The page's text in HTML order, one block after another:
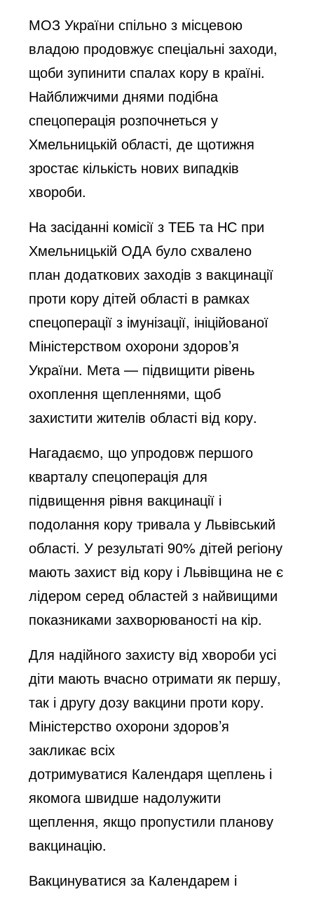
МОЗ України спільно з місцевою
владою продовжує спеціальні заходи,
щоби зупинити спалах кору в країні.
Найближчими днями подібна
спецоперація розпочнеться у
Хмельницькій області, де щотижня
зростає кількість нових випадків
хвороби.
На засіданні комісії з ТЕБ та НС при
Хмельницькій ОДА було схвалено
план додаткових заходів з вакцинації
проти кору дітей області в рамках
спецоперації з імунізації, ініційованої
Міністерством охорони здоров’я
України. Мета — підвищити рівень
охоплення щепленнями, щоб
захистити жителів області від кору.
Нагадаємо, що упродовж першого
кварталу спецоперація для
підвищення рівня вакцинації і
подолання кору тривала у Львівський
області. У результаті 90% дітей регіону
мають захист від кору і Львівщина не є
лідером серед областей з найвищими
показниками захворюваності на кір.
Для надійного захисту від хвороби усі
діти мають вчасно отримати як першу,
так і другу дозу вакцини проти кору.
Міністерство охорони здоров’я
закликає всіх
дотримуватися Календаря щеплень і
якомога швидше надолужити
щеплення, якщо пропустили планову
вакцинацію.
Вакцинуватися за Календарем і